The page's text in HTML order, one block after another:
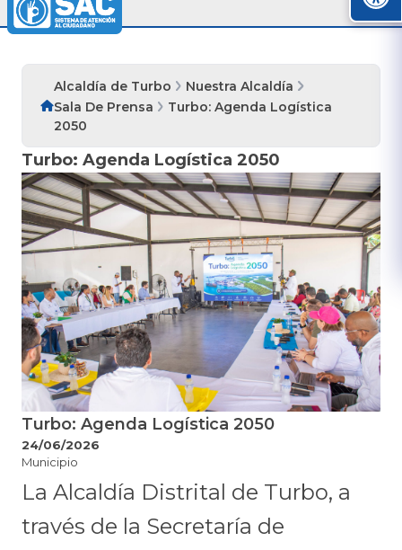
Alcaldía de Turbo
Nuestra Alcaldía
Sala De Prensa
Turbo: Agenda Logística
2050
Turbo: Agenda Logística 2050
Turbo: Agenda Logística 2050
24/06/2026
Municipio
La Alcaldía Distrital de Turbo, a
través de la Secretaría de